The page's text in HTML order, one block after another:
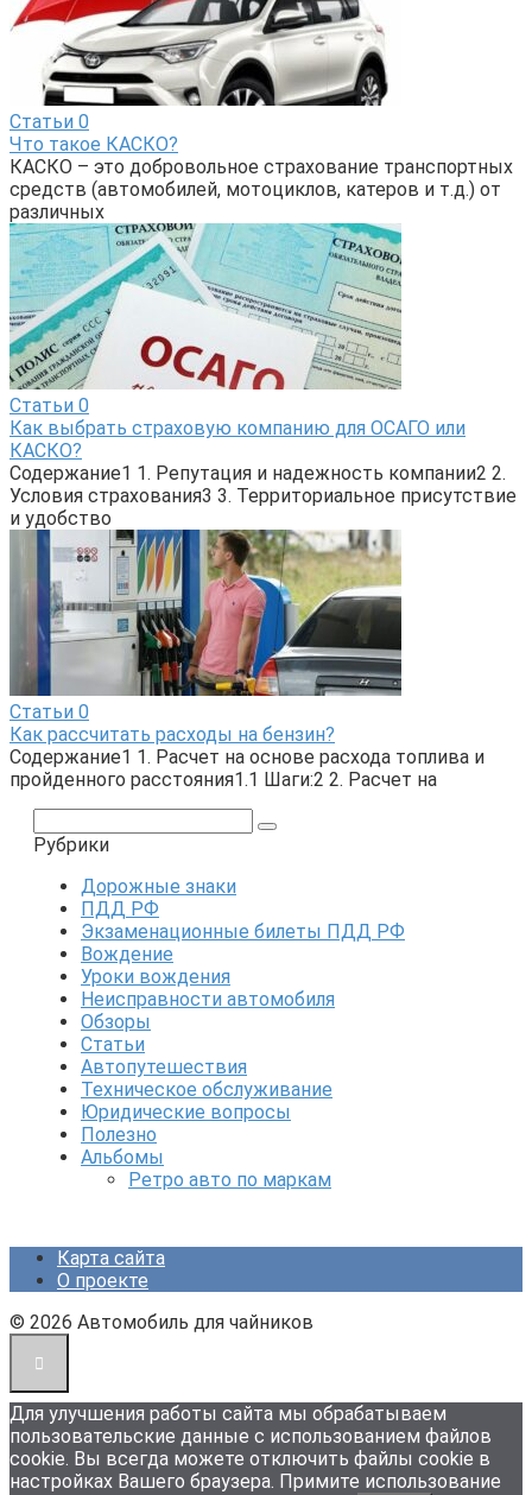
Статьи 0
Что такое КАСКО?
КАСКО – это добровольное страхование транспортных
средств (автомобилей, мотоциклов, катеров и т.д.) от
различных
Статьи 0
Как выбрать страховую компанию для ОСАГО или
КАСКО?
Содержание1 1. Репутация и надежность компании2 2.
Условия страхования3 3. Территориальное присутствие
и удобство
Статьи 0
Как рассчитать расходы на бензин?
Содержание1 1. Расчет на основе расхода топлива и
пройденного расстояния1.1 Шаги:2 2. Расчет на
Рубрики
Дорожные знаки
ПДД РФ
Экзаменационные билеты ПДД РФ
Вождение
Уроки вождения
Неисправности автомобиля
Обзоры
Статьи
Автопутешествия
Техническое обслуживание
Юридические вопросы
Полезно
Альбомы
Ретро авто по маркам
Карта сайта
О проекте
© 2026 Автомобиль для чайников
Для улучшения работы сайта мы обрабатываем
пользовательские данные с использованием файлов
cookie. Вы всегда можете отключить файлы cookie в
настройках Вашего браузера. Примите использование